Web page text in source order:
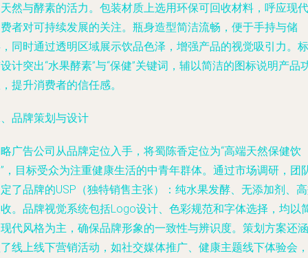
然与酵素的活力。包装材质上选用环保可回收材料，呼应现代
者对可持续发展的关注。瓶身造型简洁流畅，便于手持与储
同时通过透明区域展示饮品色泽，增强产品的视觉吸引力。标
计突出“水果酵素”与“保健”关键词，辅以简洁的图标说明产品
提升消费者的信任感。
品牌策划与设计
广告公司从品牌定位入手，将蜀陈香定位为“高端天然保健饮
，目标受众为注重健康生活的中青年群体。通过市场调研，团
了品牌的USP（独特销售主张）：纯水果发酵、无添加剂、
。品牌视觉系统包括Logo设计、色彩规范和字体选择，均以
代风格为主，确保品牌形象的一致性与辨识度。策划方案还涵
线上线下营销活动，如社交媒体推广、健康主题线下体验会，